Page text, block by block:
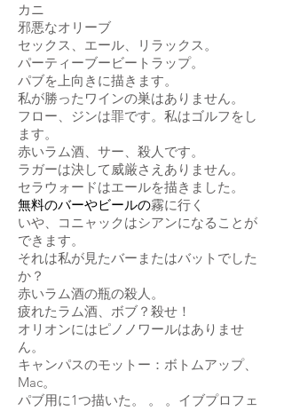
カニ
邪悪なオリーブ
セックス、エール、
リラックス。
パーティーブービートラップ。
パブを上向きに描きます。
私が勝ったワインの巣はありません。
フロー、ジンは罪です。私はゴルフをし
ます。
赤いラム酒、サー、殺人です。
ラガーは決して威厳さえありません。
セラウォードはエールを描きました。
無料のバーやビールの霧に行く
いや、コニャックはシアンになることが
できます。
それは私が見たバーまたはバットでした
か？
赤いラム酒の瓶の殺人。
疲れたラム酒、ボブ？殺せ！
オリオンにはピノノワールはありませ
ん。
キャンパスのモットー：ボトムアップ、
Mac。
パブ用に1つ描いた。 。 。イブプロフェ